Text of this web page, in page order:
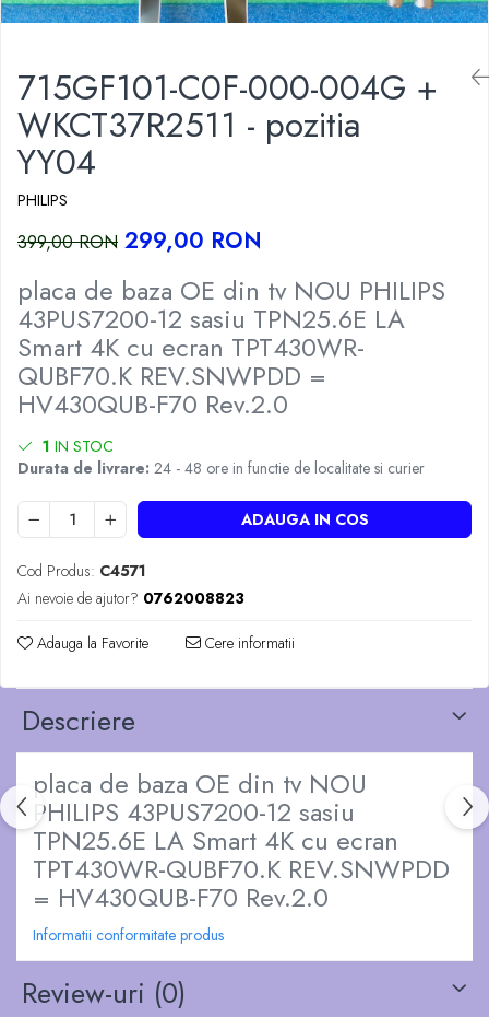
715GF101-C0F-000-004G +
WKCT37R2511 - pozitia
YY04
PHILIPS
399,00 RON 299,00 RON
placa de baza OE din tv NOU PHILIPS
43PUS7200-12 sasiu TPN25.6E LA
Smart 4K cu ecran TPT430WR-
QUBF70.K REV.SNWPDD =
HV430QUB-F70 Rev.2.0
1 IN STOC
Durata de livrare: 24 - 48 ore in functie de localitate si curier
ADAUGA IN COS
Cod Produs: C4571
Ai nevoie de ajutor? 0762008823
Adauga la Favorite Cere informatii
Descriere
placa de baza OE din tv NOU
PHILIPS 43PUS7200-12 sasiu
TPN25.6E LA Smart 4K cu ecran
TPT430WR-QUBF70.K REV.SNWPDD
= HV430QUB-F70 Rev.2.0
Informatii conformitate produs
Review-uri (0)